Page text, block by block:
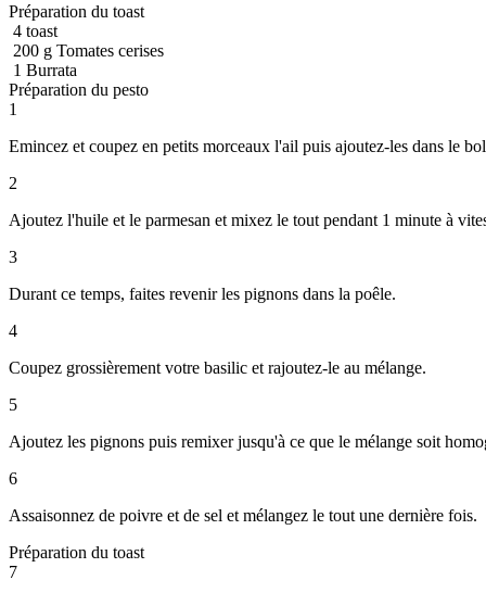
Préparation du toast
4 toast
200 g Tomates cerises
1 Burrata
Préparation du pesto
1
Emincez et coupez en petits morceaux l'ail puis ajoutez-les dans le
2
Ajoutez l'huile et le parmesan et mixez le tout pendant 1 minute à
3
Durant ce temps, faites revenir les pignons dans la poêle.
4
Coupez grossièrement votre basilic et rajoutez-le au mélange.
5
Ajoutez les pignons puis remixer jusqu'à ce que le mélange soit
6
Assaisonnez de poivre et de sel et mélangez le tout une dernière fois.
Préparation du toast
7